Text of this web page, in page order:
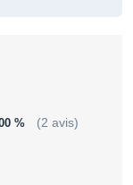
% (2 avis)